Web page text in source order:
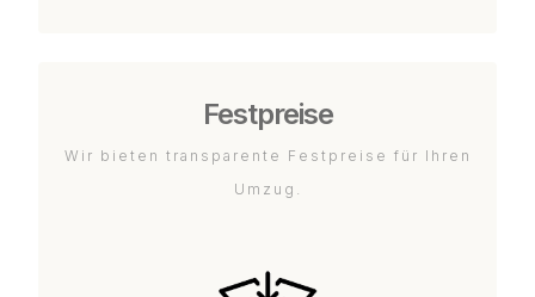
Festpreise
Wir bieten transparente Festpreise für Ihren
Umzug.